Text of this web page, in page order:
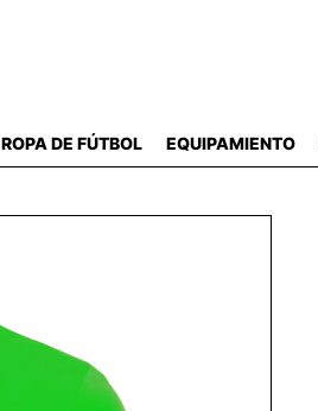
ROPA DE FÚTBOL EQUIPAMIENTO